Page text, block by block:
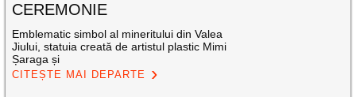
CEREMONIE
Emblematic simbol al mineritului din Valea
Jiului, statuia creată de artistul plastic Mimi
Șaraga și
CITEȘTE MAI DEPARTE